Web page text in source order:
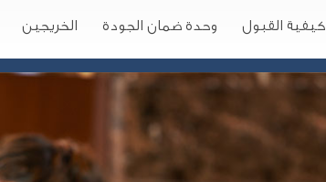
كيفية القبول وحدة ضمان الجودة الخريجين